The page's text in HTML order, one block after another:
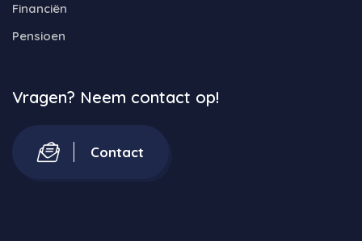
Financiën
Pensioen
Vragen? Neem contact op!
Contact